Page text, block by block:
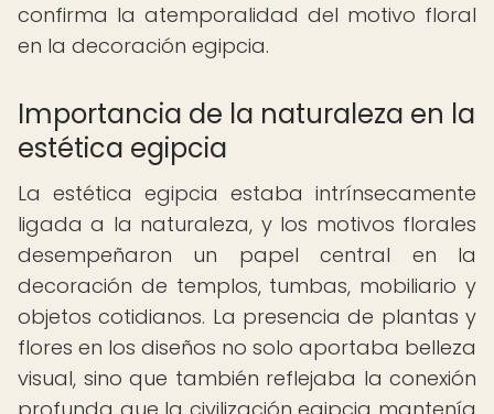
confirma la atemporalidad del motivo floral
en la decoración egipcia.
Importancia de la naturaleza en la
estética egipcia
La estética egipcia estaba intrínsecamente
ligada a la naturaleza, y los motivos florales
desempeñaron un papel central en la
decoración de templos, tumbas, mobiliario y
objetos cotidianos. La presencia de plantas y
flores en los diseños no solo aportaba belleza
visual, sino que también reflejaba la conexión